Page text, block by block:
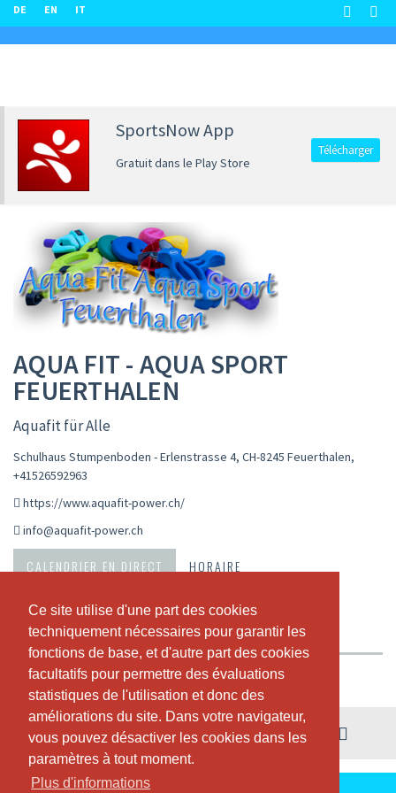
Ce site utilise d'une part des cookies
techniquement nécessaires pour garantir les
fonctions de base, et d'autre part des cookies
facultatifs pour permettre des évaluations
statistiques de l'utilisation et donc des
améliorations du site. Dans votre navigateur,
vous pouvez désactiver les cookies dans les
paramètres à tout moment.
Plus d'informations
Ce site utilise d'une part des cookies
techniquement nécessaires pour garantir les
fonctions de base, et d'autre part des cookies
facultatifs pour permettre des évaluations
statistiques de l'utilisation et donc des
améliorations du site. Dans votre navigateur,
vous pouvez désactiver les cookies dans les
paramètres à tout moment.
Plus d'informations
DE EN IT
SportsNow App
Gratuit dans le Play Store
Télécharger
AQUA FIT - AQUA SPORT
FEUERTHALEN
Aquafit für Alle
Schulhaus Stumpenboden - Erlenstrasse 4, CH-8245 Feuerthalen,
+41526592963
https://www.aquafit-power.ch/
info@aquafit-power.ch
CALENDRIER EN DIRECT
HORAIRE
ABONNEMENTS ET PRIX
A PROPOS DE NOUS
NOTRE TEAM
Vue hebdomadaire
03. - 09. août